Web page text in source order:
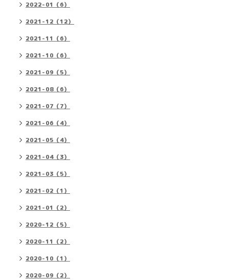
2022-01（6）
2021-12（12）
2021-11（6）
2021-10（6）
2021-09（5）
2021-08（6）
2021-07（7）
2021-06（4）
2021-05（4）
2021-04（3）
2021-03（5）
2021-02（1）
2021-01（2）
2020-12（5）
2020-11（2）
2020-10（1）
2020-09（2）